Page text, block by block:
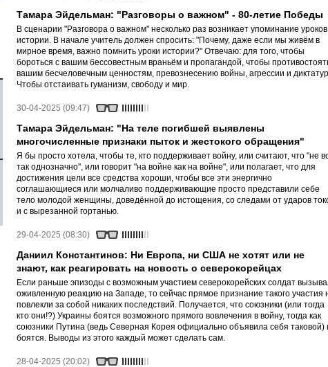
Тамара Эйдельман: "Разговоры о важном" - 80-летие Победы
В сценарии "Разговора о важном" несколько раз возникает упоминание уроков
истории. В начале учитель должен спросить: "Почему, даже если мы живём в
мирное время, важно помнить уроки истории?" Отвечаю: для того, чтобы
бороться с вашим бессовестным враньём и пропагандой, чтобы
вашим бесчеловечным ценностям, превознесению войны, агрессии и
Чтобы отстаивать гуманизм, свободу и мир.
30-04-2025 (09:47)
Тамара Эйдельман: "На теле погибшей выявлены
многочисленные признаки пыток и жестокого обращения"
Я бы просто хотела, чтобы те, кто поддерживает войну, или считают, что "не
так однозначно", или говорит "на войне как на войне", или полагает, что для
достижения цели все средства хороши, чтобы все эти энергично
соглашающиеся или молчаливо поддерживающие просто представили себе
тело молодой женщины, доведённой до истощения, со следами от ударов
и с вырезанной гортанью.
29-04-2025 (08:30)
Даниил Константинов: Ни Европа, ни США не хотят или не
знают, как реагировать на новость о северокорейцах
Если раньше эпизоды с возможным участием северокорейских солдат
оживленную реакцию на Западе, то сейчас прямое признание такого участия
повлекли за собой никаких последствий. Получается, что союзники (или тогда
кто они!?) Украины боятся возможного прямого вовлечения в войну, тогда как
союзники Путина (ведь Северная Корея официально объявила себя таковой)
боятся. Выводы из этого каждый может сделать сам.
28-04-2025 (20:02)